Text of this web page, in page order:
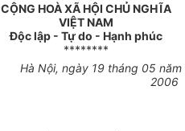
CỘNG HOÀ XÃ HỘI CHỦ NGHĨA
VIỆT NAM
Độc lập - Tự do - Hạnh phúc
********
Hà Nội, ngày 19 tháng 05 năm
2006